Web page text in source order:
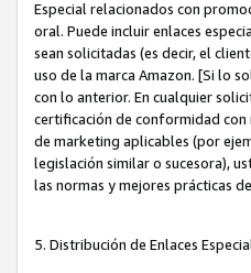
Especial relacionados con
oral. Puede incluir enlaces
sean solicitadas (es decir, el
uso de la marca Amazon. [Si lo
con lo anterior. En cualquier
certificación de conformidad con
de marketing aplicables (por
legislación similar o sucesora),
las normas y mejores prácticas
5. Distribución de Enlaces